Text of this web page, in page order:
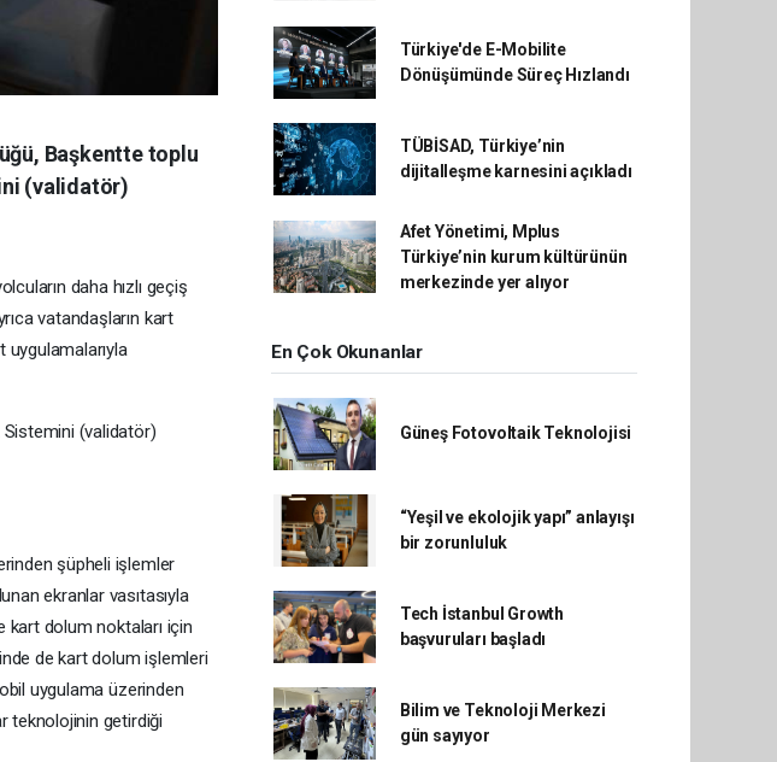
Başkentte toplu
(validatör)
daha hızlı geçiş
vatandaşların kart
uygulamalarıyla
Sistemini (validatör)
şüpheli işlemler
ekranlar vasıtasıyla
kart dolum noktaları için
de kart dolum işlemleri
uygulama üzerinden
teknolojinin getirdiği
Türkiye'de E-Mobilite
Dönüşümünde Süreç Hızlandı
TÜBİSAD, Türkiye’nin
dijitalleşme karnesini açıkladı
Afet Yönetimi, Mplus
Türkiye’nin kurum kültürünün
merkezinde yer alıyor
En Çok Okunanlar
Güneş Fotovoltaik Teknolojisi
“Yeşil ve ekolojik yapı” anlayışı
bir zorunluluk
Tech İstanbul Growth
başvuruları başladı
Bilim ve Teknoloji Merkezi
gün sayıyor